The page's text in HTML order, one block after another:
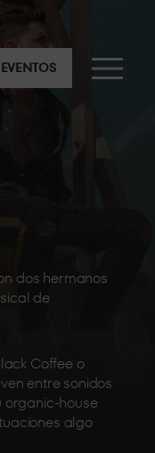
EVENTOS
dos hermanos
de
Coffee o
entre sonidos
organic-house
algo